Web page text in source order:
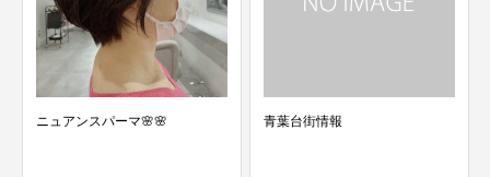
青葉台街情報